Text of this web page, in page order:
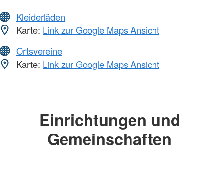
Kleiderläden
Karte: Link zur Google Maps Ansicht
Ortsvereine
Karte: Link zur Google Maps Ansicht
Einrichtungen und
Gemeinschaften